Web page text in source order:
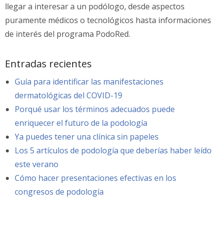
llegar a interesar a un podólogo, desde aspectos
puramente médicos o tecnológicos hasta informaciones
de interés del programa PodoRed.
Entradas recientes
Guía para identificar las manifestaciones
dermatológicas del COVID-19
Porqué usar los términos adecuados puede
enriquecer el futuro de la podología
Ya puedes tener una clínica sin papeles
Los 5 artículos de podología que deberías haber leído
este verano
Cómo hacer presentaciones efectivas en los
congresos de podología